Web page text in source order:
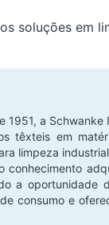
soluções em
1951, a
têxteis em
limpeza
conhecimento
a oportunidade
consumo e